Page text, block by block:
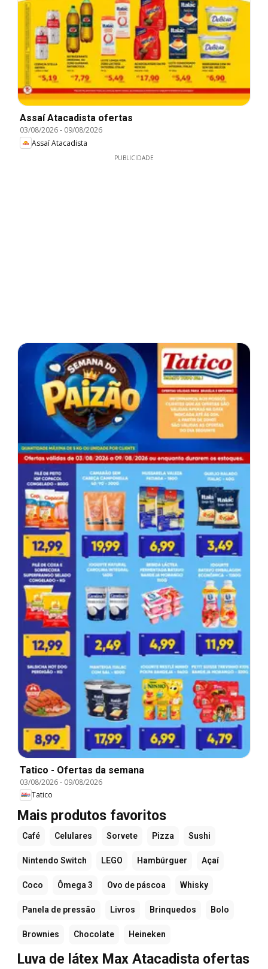
Assaí Atacadista ofertas
03/08/2026- 09/08/2026
Assaí Atacadista
PUBLICIDADE
Tatico - Ofertas da semana
03/08/2026- 09/08/2026
Tatico
Mais produtos favoritos
Café Celulares Sorvete Pizza Sushi
Nintendo Switch LEGO Hambúrguer Açaí
Coco Ômega 3 Ovo de páscoa Whisky
Panela de pressão Livros Brinquedos Bolo
Brownies Chocolate Heineken
Luva de látex Max Atacadista ofertas